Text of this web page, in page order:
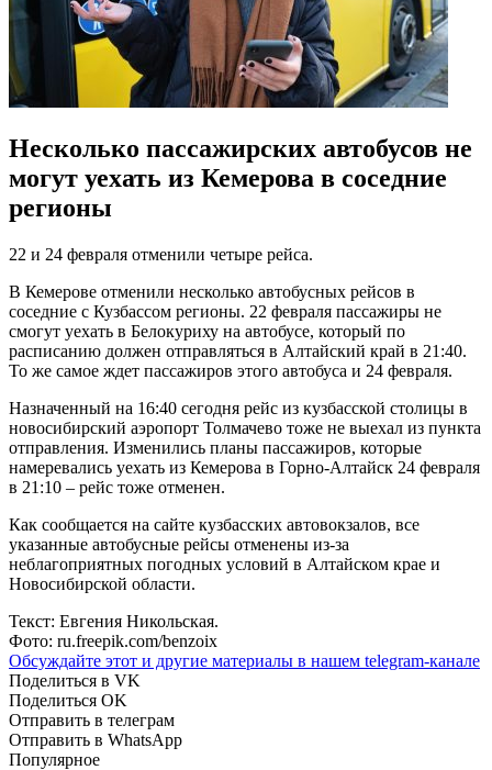
Несколько пассажирских автобусов не
могут уехать из Кемерова в соседние
регионы
22 и 24 февраля отменили четыре рейса.
В Кемерове отменили несколько автобусных рейсов в
соседние с Кузбассом регионы. 22 февраля пассажиры не
смогут уехать в Белокуриху на автобусе, который по
расписанию должен отправляться в Алтайский край в 21:40.
То же самое ждет пассажиров этого автобуса и 24 февраля.
Назначенный на 16:40 сегодня рейс из кузбасской столицы в
новосибирский аэропорт Толмачево тоже не выехал из пункта
отправления. Изменились планы пассажиров, которые
намеревались уехать из Кемерова в Горно-Алтайск 24 февраля
в 21:10 – рейс тоже отменен.
Как сообщается на сайте кузбасских автовокзалов, все
указанные автобусные рейсы отменены из-за
неблагоприятных погодных условий в Алтайском крае и
Новосибирской области.
Текст: Евгения Никольская.
Фото: ru.freepik.com/benzoix
Обсуждайте этот и другие материалы в нашем telegram-канале
Поделиться в VK
Поделиться OK
Отправить в телеграм
Отправить в WhatsApp
Популярное